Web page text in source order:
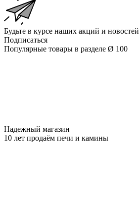
Будьте в курсе наших акций и новостей
Подписаться
Популярные товары в разделе Ø 100
Надежный магазин
10 лет продаём печи и камины